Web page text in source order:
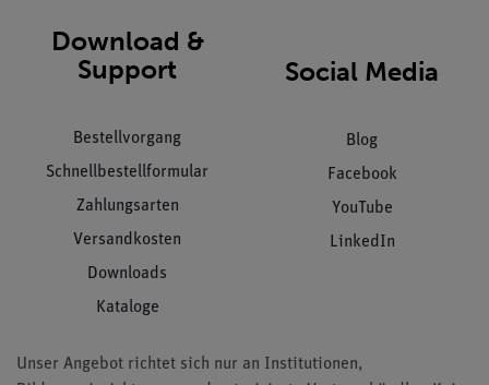
Download &
Support
Bestellvorgang
Schnellbestellformular
Zahlungsarten
Versandkosten
Downloads
Kataloge
Social Media
Blog
Facebook
YouTube
LinkedIn
Unser Angebot richtet sich nur an Institutionen,